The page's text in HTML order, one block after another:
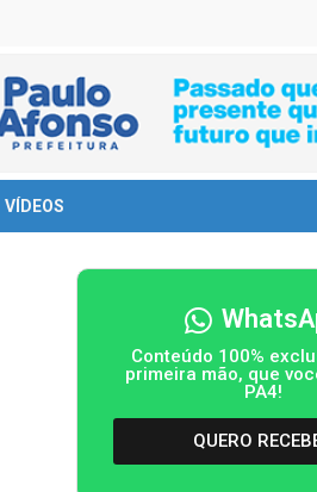
VÍDEOS
Conteúdo 100%
primeira mão, que
PA4!
QUERO